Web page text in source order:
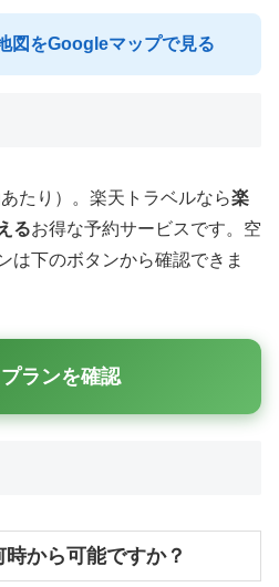
図をGoogleマップで見る
あたり）。楽天トラベルなら楽
るお得な予約サービスです。空
は下のボタンから確認できま
ランを確認
から可能ですか？